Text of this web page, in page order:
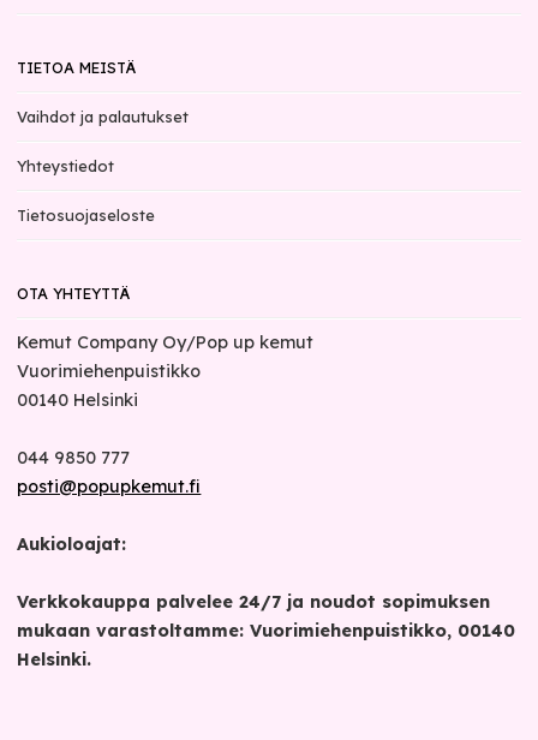
TIETOA MEISTÄ
Vaihdot ja palautukset
Yhteystiedot
Tietosuojaseloste
OTA YHTEYTTÄ
Kemut Company Oy/Pop up kemut
Vuorimiehenpuistikko
00140 Helsinki
044 9850 777
posti@popupkemut.fi
Aukioloajat:
Verkkokauppa palvelee 24/7 ja noudot sopimuksen
mukaan varastoltamme: Vuorimiehenpuistikko, 00140
Helsinki.